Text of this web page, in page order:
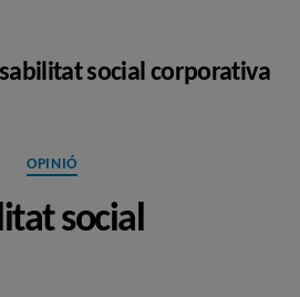
social corporativa
Categories
OPINIÓ
social